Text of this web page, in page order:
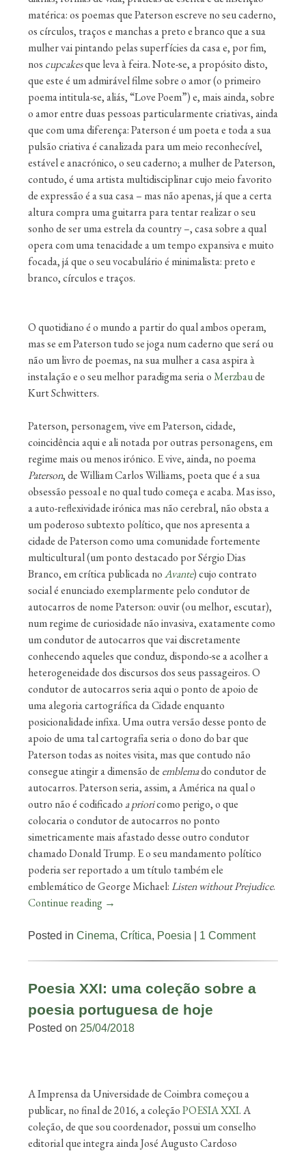
matérica: os poemas que Paterson escreve no seu caderno,
os círculos, traços e manchas a preto e branco que a sua
mulher vai pintando pelas superfícies da casa e, por fim,
nos cupcakesque leva à feira. Note-se, a propósito disto,
que este é um admirável filme sobre o amor (o primeiro
poema intitula-se, aliás, “Love Poem”) e, mais ainda, sobre
o amor entre duas pessoas particularmente criativas, ainda
que com uma diferença: Paterson é um poeta e toda a sua
pulsão criativa é canalizada para um meio reconhecível,
estável e anacrónico, o seu caderno; a mulher de Paterson,
contudo, é uma artista multidisciplinar cujo meio favorito
de expressão é a sua casa – mas não apenas, já que a certa
altura compra uma guitarra para tentar realizar o seu
sonho de ser uma estrela da country –, casa sobre a qual
opera com uma tenacidade a um tempo expansiva e muito
focada, já que o seu vocabulário é minimalista: preto e
branco, círculos e traços.
O quotidiano é o mundo a partir do qual ambos operam,
mas se em Paterson tudo se joga num caderno que será ou
não um livro de poemas, na sua mulher a casa aspira à
instalação e o seu melhor paradigma seria oMerzbaude
Kurt Schwitters.
Paterson, personagem, vive em Paterson, cidade,
coincidência aqui e ali notada por outras personagens, em
regime mais ou menos irónico. E vive, ainda, no poema
Paterson, de William Carlos Williams, poeta que é a sua
obsessão pessoal e no qual tudo começa e acaba. Mas isso,
a auto-reflexividade irónica mas não cerebral, não obsta a
um poderoso subtexto político, que nos apresenta a
cidade de Paterson como uma comunidade fortemente
multicultural (um ponto destacado por Sérgio Dias
Branco, em crítica publicada noAvante) cujo contrato
social é enunciado exemplarmente pelo condutor de
autocarros de nome Paterson: ouvir (ou melhor, escutar),
num regime de curiosidade não invasiva, exatamente como
um condutor de autocarros que vai discretamente
conhecendo aqueles que conduz, dispondo-se a acolher a
heterogeneidade dos discursos dos seus passageiros. O
condutor de autocarros seria aqui o ponto de apoio de
uma alegoria cartográfica da Cidade enquanto
posicionalidade infixa. Uma outra versão desse ponto de
apoio de uma tal cartografia seria o dono do bar que
Paterson todas as noites visita, mas que contudo não
consegue atingir a dimensão de emblemado condutor de
autocarros. Paterson seria, assim, a América na qual o
outro não é codificado a prioricomo perigo, o que
colocaria o condutor de autocarros no ponto
simetricamente mais afastado desse outro condutor
chamado Donald Trump. E o seu mandamento político
poderia ser reportado a um título também ele
emblemático de George Michael:Listen without Prejudice.
Continue reading →
Posted inCinema,Crítica, Poesia 1 Comment
Poesia XXI: uma coleção sobre a
poesia portuguesa de hoje
Posted on 25/04/2018
A Imprensa da Universidade de Coimbra começou a
publicar, no final de 2016, a coleçãoPOESIA XXI. A
coleção, de que sou coordenador, possui um conselho
editorial que integra ainda José Augusto Cardoso